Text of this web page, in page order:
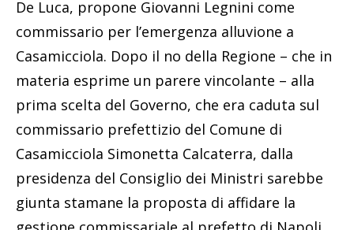
De Luca, propone Giovanni Legnini come
commissario per l’emergenza alluvione a
Casamicciola. Dopo il no della Regione – che in
materia esprime un parere vincolante – alla
prima scelta del Governo, che era caduta sul
commissario prefettizio del Comune di
Casamicciola Simonetta Calcaterra, dalla
presidenza del Consiglio dei Ministri sarebbe
giunta stamane la proposta di affidare la